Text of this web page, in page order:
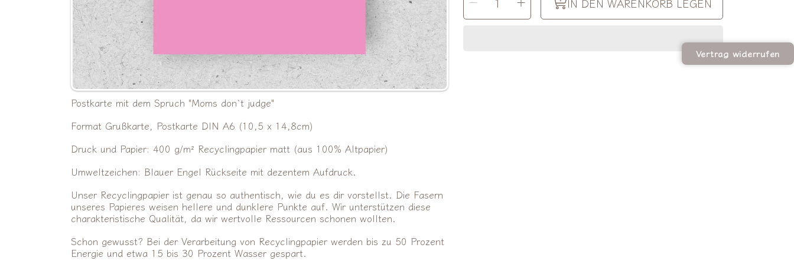
Menge
Hellopinlin
|
Menge
für
Hellopinlin
|
Postkarte mit dem Spruch "Moms don`t judge"
Format Grußkarte, Postkarte DIN A6 (10,5 x 14,8cm)
Druck und Papier: 400 g/m² Recyclingpapier matt (aus 100% Altpapier)
Umweltzeichen: Blauer Engel Rückseite mit dezentem Aufdruck.
Unser Recyclingpapier ist genau so authentisch, wie du es dir vorstellst. Die Fasern
unseres Papieres weisen hellere und dunklere Punkte auf. Wir unterstützen diese
charakteristische Qualität, da wir wertvolle Ressourcen schonen wollten.
Schon gewusst? Bei der Verarbeitung von Recyclingpapier werden bis zu 50 Prozent
Energie und etwa 15 bis 30 Prozent Wasser gespart.
Vertrag widerrufen